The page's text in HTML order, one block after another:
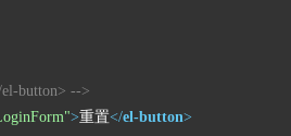
button> -->
>重置</el-button>